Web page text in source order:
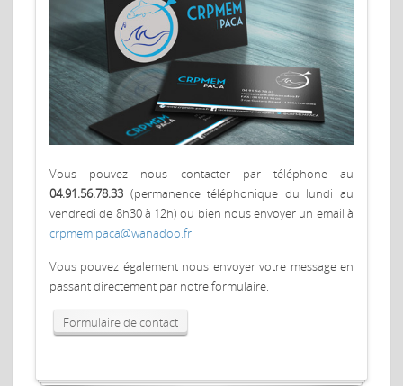
Vous pouvez nous contacter par téléphone au
04.91.56.78.33 (permanence téléphonique du lundi au
vendredi de 8h30 à 12h) ou bien nous envoyer un email à
crpmem.paca@wanadoo.fr
Vous pouvez également nous envoyer votre message en
passant directement par notre formulaire.
Formulaire de contact